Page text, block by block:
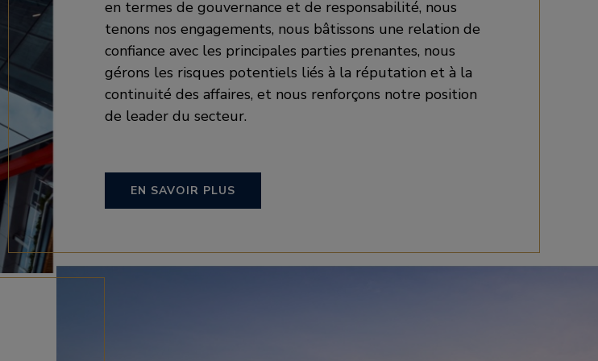
en termes de gouvernance et de responsabilité, nous
tenons nos engagements, nous bâtissons une relation de
confiance avec les principales parties prenantes, nous
gérons les risques potentiels liés à la réputation et à la
continuité des affaires, et nous renforçons notre position
de leader du secteur.
EN SAVOIR PLUS